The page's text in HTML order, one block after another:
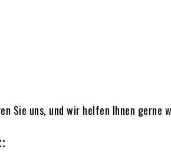
Sie uns, und wir helfen Ihnen gerne